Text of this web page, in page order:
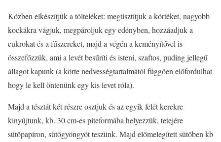
Közben elkészítjük a tölteléket: megtisztítjuk a körtéket, nagyobb
kockákra vágjuk, megpároljuk egy edényben, hozzáadjuk a
cukrokat és a fűszereket, majd a végén a keményítővel is
összefőzzük, ami a levét besűríti és isteni, szaftos, puding jellegű
állagot kapunk (a körte nedvességtartalmától függően előfordulhat
hogy le kell öntenünk egy kis levet róla).
Majd a tésztát két részre osztjuk és az egyik felét kerekre
kinyújtunk, kb. 30 cm-es piteformába helyezzük, tetejére
sütőpapíron, sütőgyöngyöt teszünk. Majd előmelegített sütőben kb